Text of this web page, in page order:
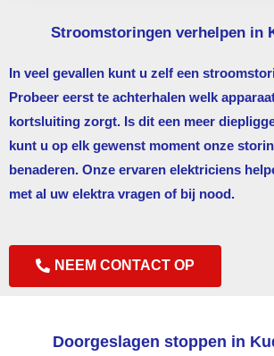
Stroomstoringen verhelpen in
In veel gevallen kunt u zelf een
Probeer eerst te achterhalen welk
kortsluiting zorgt. Is dit een meer
kunt u op elk gewenst moment onze
benaderen. Onze ervaren elektriciens
met al uw elektra vragen of bij nood.
NEEM CONTACT OP
Doorgeslagen stoppen in